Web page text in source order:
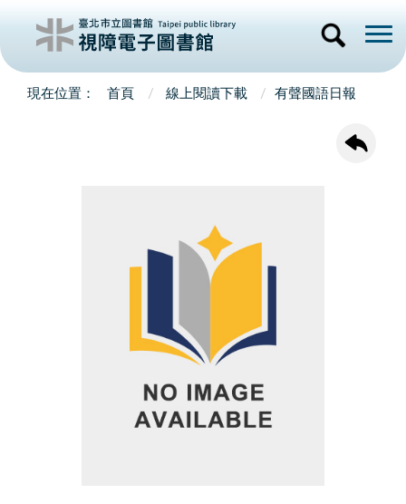
首頁 線上閱讀下載 有聲國語日報